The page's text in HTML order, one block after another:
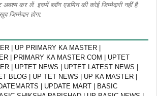
कर लें. इसमें ब्लॉग एडमिन की कोई जिम्मेदारी नहीं है.
जिम्मेदार होगा.
| UP PRIMARY KA MASTER |
| PRIMARY KA MASTER COM | UPTET
| UPTET NEWS | UPTET LATEST NEWS |
BLOG | UP TET NEWS | UP KA MASTER |
| UPDATE MART | BASIC